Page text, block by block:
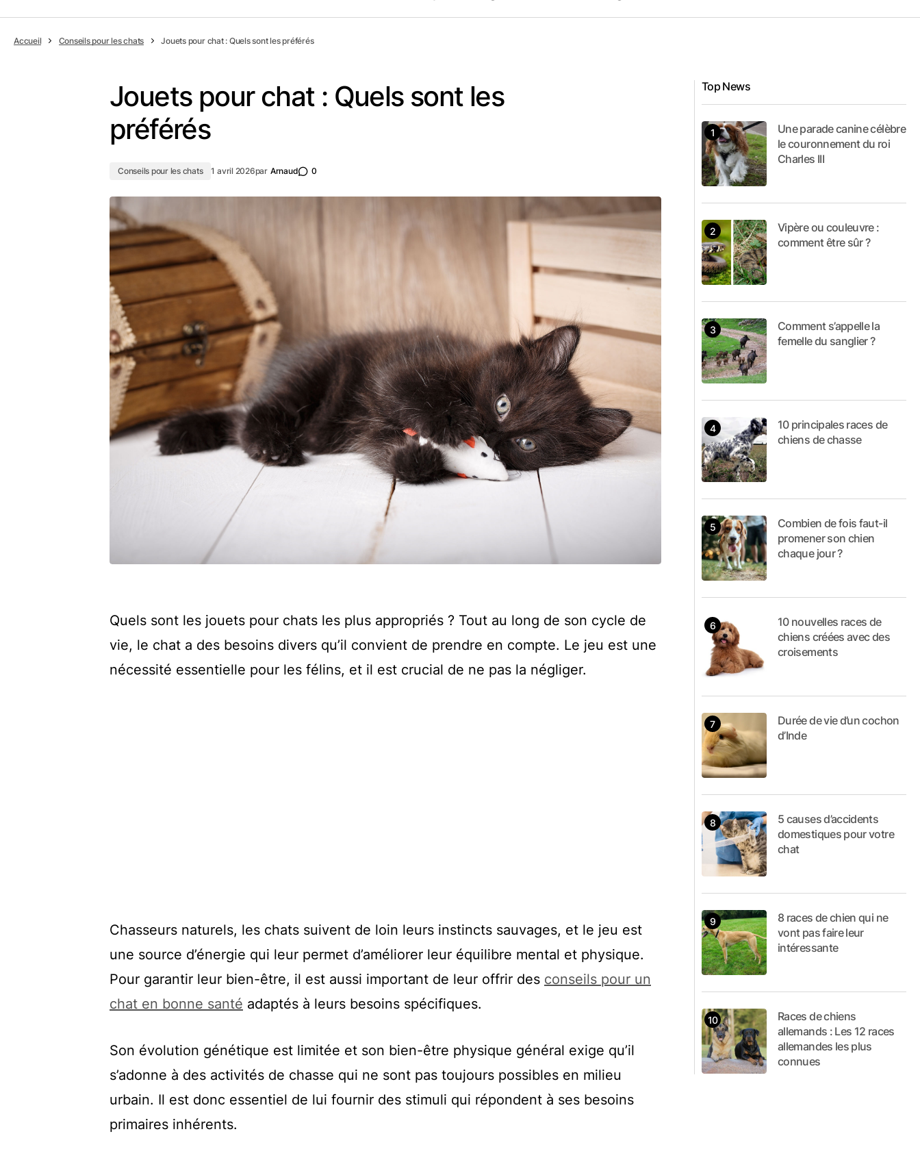
Accueil Conseils pour les chats Jouets pour chat : Quels sont les préférés
Jouets pour chat : Quels sont les
préférés
Conseils pour les chats 1 avril 2026par Arnaud 0
Quels sont les jouets pour chats les plus appropriés ? Tout au long de son cycle de
vie, le chat a des besoins divers qu’il convient de prendre en compte. Le jeu est une
nécessité essentielle pour les félins, et il est crucial de ne pas la négliger.
Chasseurs naturels, les chats suivent de loin leurs instincts sauvages, et le jeu est
une source d’énergie qui leur permet d’améliorer leur équilibre mental et physique.
Pour garantir leur bien-être, il est aussi important de leur offrir des conseils pour un
chat en bonne santé adaptés à leurs besoins spécifiques.
Son évolution génétique est limitée et son bien-être physique général exige qu’il
s’adonne à des activités de chasse qui ne sont pas toujours possibles en milieu
urbain. Il est donc essentiel de lui fournir des stimuli qui répondent à ses besoins
primaires inhérents.
Top News
Une parade canine célèbre
le couronnement du roi
Charles III
Vipère ou couleuvre :
comment être sûr ?
Comment s’appelle la
femelle du sanglier ?
10 principales races de
chiens de chasse
Combien de fois faut-il
promener son chien
chaque jour ?
10 nouvelles races de
chiens créées avec des
croisements
Durée de vie d’un cochon
d’Inde
5 causes d’accidents
domestiques pour votre
chat
8 races de chien qui ne
vont pas faire leur
intéressante
Races de chiens
allemands : Les 12 races
allemandes les plus
connues